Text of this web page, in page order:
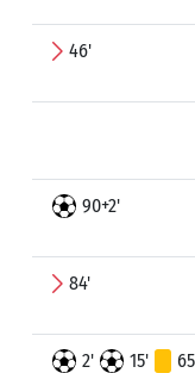
46'
90+2'
84'
2' 15'